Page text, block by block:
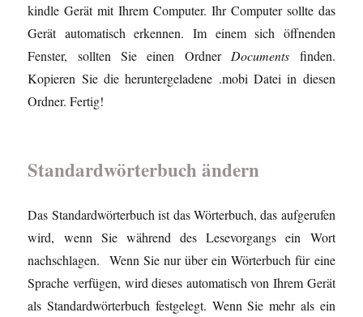
kindle Gerät mit Ihrem Computer. Ihr Computer sollte das
Gerät automatisch erkennen. Im einem sich öffnenden
Fenster, sollten Sie einen Ordner Documents finden.
Kopieren Sie die heruntergeladene .mobi Datei in diesen
Ordner. Fertig!
Standardwörterbuch ändern
Das Standardwörterbuch ist das Wörterbuch, das aufgerufen
wird, wenn Sie während des Lesevorgangs ein Wort
nachschlagen. Wenn Sie nur über ein Wörterbuch für eine
Sprache verfügen, wird dieses automatisch von Ihrem Gerät
als Standardwörterbuch festgelegt. Wenn Sie mehr als ein